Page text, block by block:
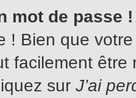
mot de passe !
! Bien que
facilement
sur J’ai